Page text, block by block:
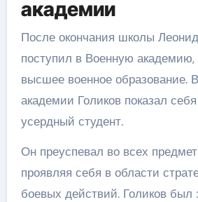
академии
После окончания школы
поступил в Военную академию,
высшее военное образование.
академии Голиков показал
усердный студент.
Он преуспевал во всех
проявляя себя в области
боевых действий. Голиков был